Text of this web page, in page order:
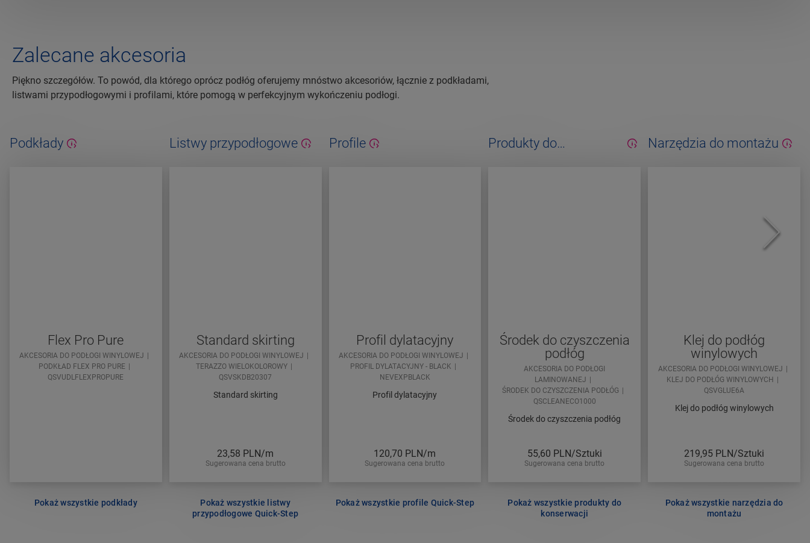
Zalecane akcesoria
Piękno szczegółów. To powód, dla którego oprócz podłóg oferujemy mnóstwo akcesoriów, łącznie z podkładami,
listwami przypodłogowymi i profilami, które pomogą w perfekcyjnym wykończeniu podłogi.
Podkłady
Flex Pro Pure
AKCESORIA DO PODŁOGI WINYLOWEJ
PODKŁAD FLEX PRO PURE
QSVUDLFLEXPROPURE
Pokaż wszystkie podkłady
Listwy przypodłogowe
Standard skirting
AKCESORIA DO PODŁOGI WINYLOWEJ
TERAZZO WIELOKOLOROWY
QSVSKDB20307
Standard skirting
23,58 PLN/m
Sugerowana cena brutto
Pokaż wszystkie listwy
przypodłogowe Quick-Step
Profile
Profil dylatacyjny
AKCESORIA DO PODŁOGI WINYLOWEJ
PROFIL DYLATACYJNY - BLACK
NEVEXPBLACK
Profil dylatacyjny
120,70 PLN/m
Sugerowana cena brutto
Pokaż wszystkie profile Quick-Step
Produkty do
Środek do czyszczenia
podłóg
AKCESORIA DO PODŁOGI
LAMINOWANEJ
ŚRODEK DO CZYSZCZENIA PODŁÓG
QSCLEANECO1000
Środek do czyszczenia podłóg
55,60 PLN/Sztuki
Sugerowana cena brutto
Pokaż wszystkie produkty do
konserwacji
Narzędzia do montażu
Klej do podłóg
winylowych
AKCESORIA DO PODŁOGI WINYLOWEJ
KLEJ DO PODŁÓG WINYLOWYCH
QSVGLUE6A
Klej do podłóg winylowych
219,95 PLN/Sztuki
Sugerowana cena brutto
Pokaż wszystkie narzędzia do
montażu